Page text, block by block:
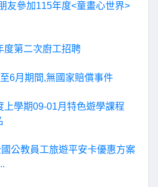
友參加115年度<童畫心世界>
度第二次廚工招聘
6月期間,無國家賠償事件
上學期09-01月特色遊學課程
公教員工旅遊平安卡優惠方案